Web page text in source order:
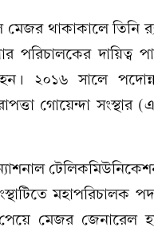
মেজর থাকাকালে তিনি
পরিচালকের দায়িত্ব
হন। ২০১৬ সালে
গোয়েন্দা
মহাপরিচালক
মেজর জেনারেল